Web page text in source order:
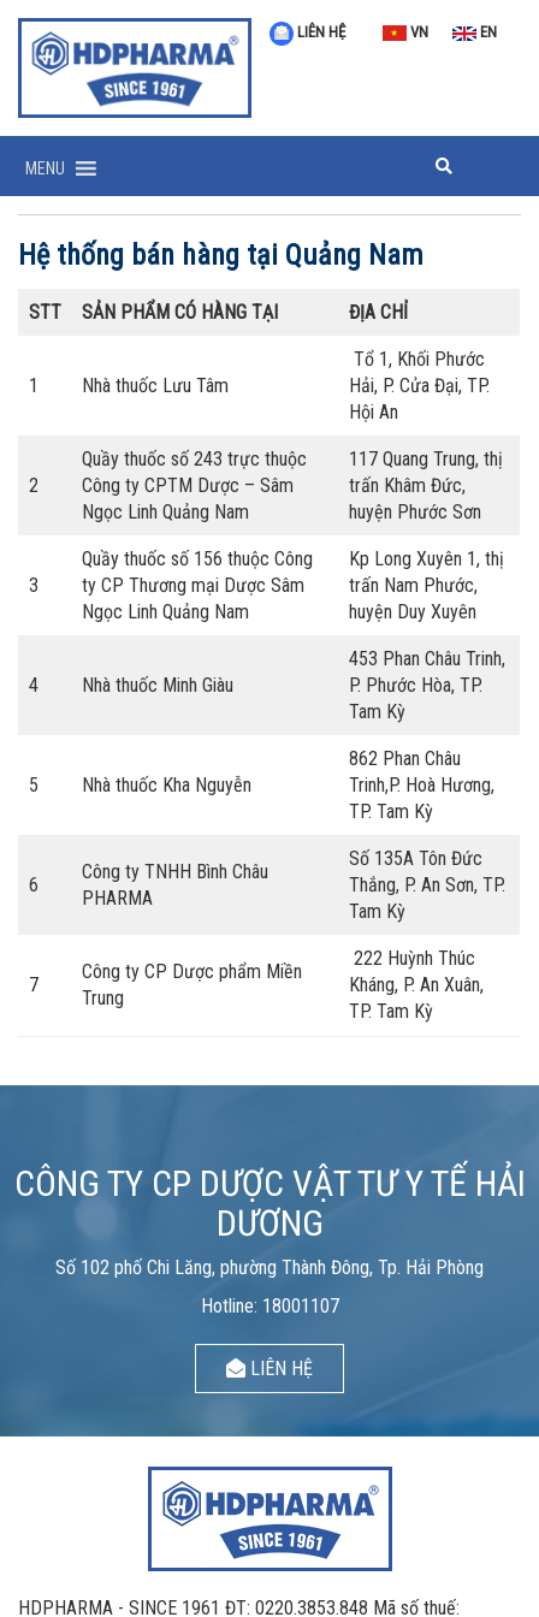
LIÊN HỆ VN EN
MENU
Hệ thống bán hàng tại Quảng Nam
STT SẢN PHẨM CÓ HÀNG TẠI ĐỊA CHỈ
1 Nhà thuốc Lưu Tâm
Tổ 1, Khối Phước
Hải, P. Cửa Đại, TP.
Hội An
2
Quầy thuốc số 243 trực thuộc
Công ty CPTM Dược – Sâm
Ngọc Linh Quảng Nam
117 Quang Trung, thị
trấn Khâm Đức,
huyện Phước Sơn
3
Quầy thuốc số 156 thuộc Công
ty CP Thương mại Dược Sâm
Ngọc Linh Quảng Nam
Kp Long Xuyên 1, thị
trấn Nam Phước,
huyện Duy Xuyên
4 Nhà thuốc Minh Giàu
453 Phan Châu Trinh,
P. Phước Hòa, TP.
Tam Kỳ
5 Nhà thuốc Kha Nguyễn
862 Phan Châu
Trinh,P. Hoà Hương,
TP. Tam Kỳ
6
Công ty TNHH Bình Châu
PHARMA
Số 135A Tôn Đức
Thắng, P. An Sơn, TP.
Tam Kỳ
7
Công ty CP Dược phẩm Miền
Trung
222 Huỳnh Thúc
Kháng, P. An Xuân,
TP. Tam Kỳ
CÔNG TY CP DƯỢC VẬT TƯ Y TẾ HẢI
DƯƠNG
Số 102 phố Chi Lăng, phường Thành Đông, Tp. Hải Phòng
Hotline: 18001107
LIÊN HỆ
HDPHARMA - SINCE 1961 ĐT: 0220.3853.848 Mã số thuế: